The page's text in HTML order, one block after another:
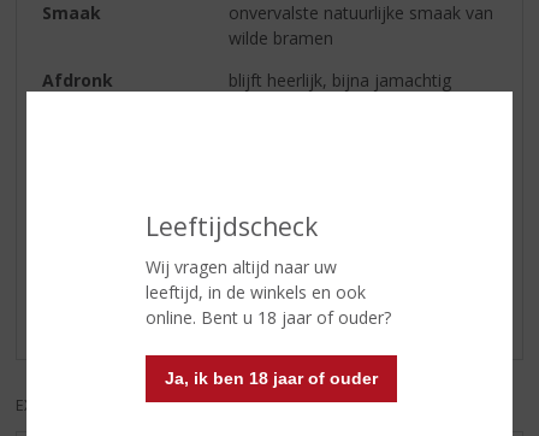
Leeftijdscheck
Wij vragen altijd naar uw
leeftijd, in de winkels en ook
online. Bent u 18 jaar of ouder?
Ja, ik ben 18 jaar of ouder
Smaak
onvervalste natuurlijke smaak van
wilde bramen
Afdronk
blijft heerlijk, bijna jamachtig
Reviews
Schrijf een review
Er zijn nog geen reviews geplaatst voor dit product
EXCL. BTW INCL. BTW